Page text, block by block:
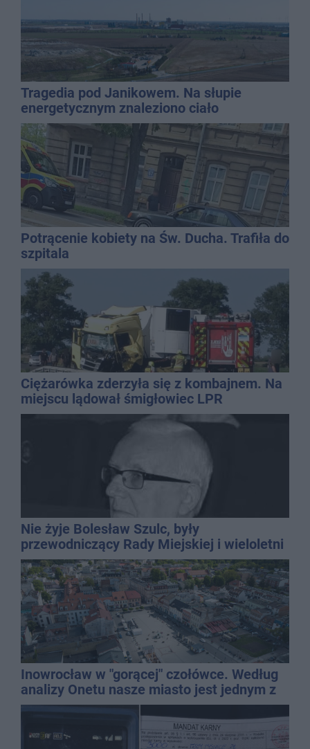
Tragedia pod Janikowem. Na słupie
energetycznym znaleziono ciało
mężczyzny
Potrącenie kobiety na Św. Ducha. Trafiła do
szpitala
Ciężarówka zderzyła się z kombajnem. Na
miejscu lądował śmigłowiec LPR
Nie żyje Bolesław Szulc, były
przewodniczący Rady Miejskiej i wieloletni
dyrektor SP 14
Inowrocław w "gorącej" czołówce. Według
analizy Onetu nasze miasto jest jednym z
najbardziej narażonych na upały